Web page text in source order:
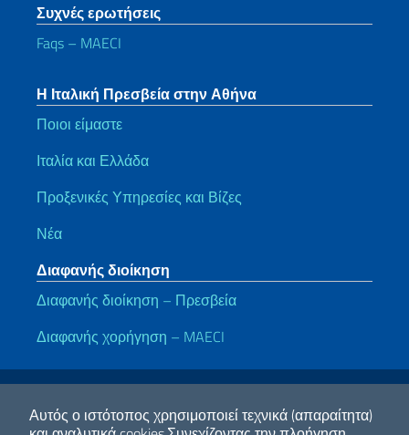
Αυτός ο ιστότοπος χρησιμοποιεί τεχνικά (απαραίτητα)
Συχνές ερωτήσεις
Faqs – MAECI
Η Ιταλική Πρεσβεία στην Αθήνα
Ποιοι είμαστε
Ιταλία και Ελλάδα
Προξενικές Υπηρεσίες και Βίζες
Νέα
Διαφανής διοίκηση
Διαφανής διοίκηση – Πρεσβεία
Διαφανής χορήγηση – MAECI
Χρήσιμοι σύνδεσμοι